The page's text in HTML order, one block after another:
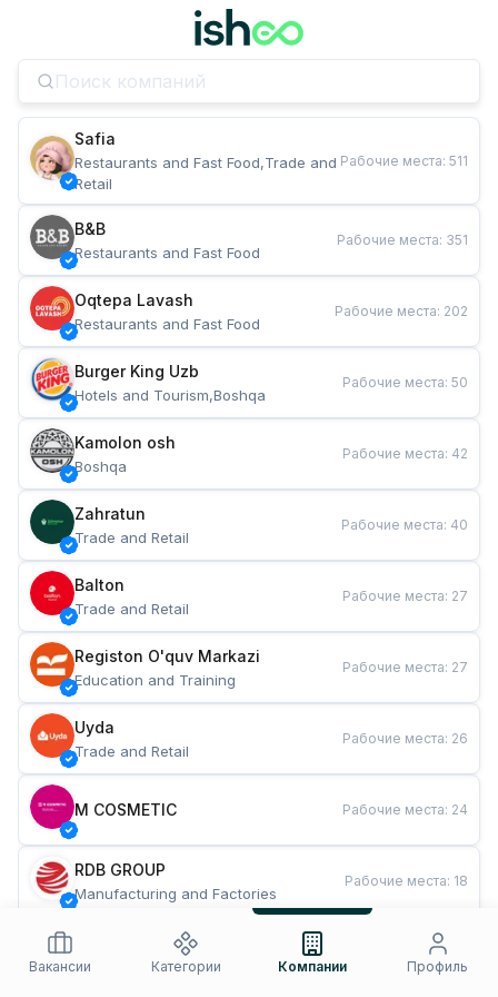
Safia
Restaurants and Fast Food,Trade and
Retail
Рабочие места: 511
B&B
Restaurants and Fast Food
Рабочие места: 351
Oqtepa Lavash
Restaurants and Fast Food
Рабочие места: 202
Burger King Uzb
Hotels and Tourism,Boshqa
Рабочие места: 50
Kamolon osh
Boshqa
Рабочие места: 42
Zahratun
Trade and Retail
Рабочие места: 40
Balton
Trade and Retail
Рабочие места: 27
Registon O'quv Markazi
Education and Training
Рабочие места: 27
Uyda
Trade and Retail
Рабочие места: 26
M COSMETIC Рабочие места: 24
RDB GROUP
Manufacturing and Factories
Рабочие места: 18
Restaurants and Fast Food
Рабочие места
Вакансии
Категории Компании Профиль